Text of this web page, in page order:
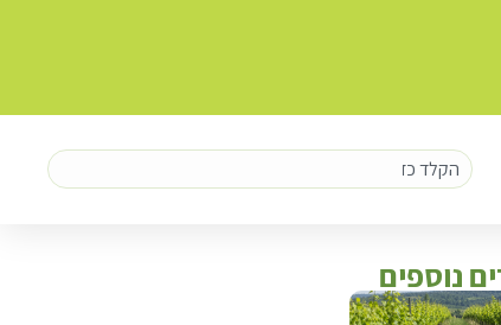
נוספים